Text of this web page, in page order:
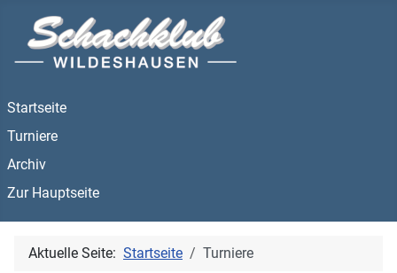
Startseite
Turniere
Archiv
Zur Hauptseite
Aktuelle Seite: Startseite Turniere